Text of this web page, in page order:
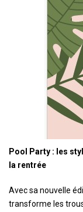
Pool Party : les
la rentrée
Avec sa nouvelle
transforme les